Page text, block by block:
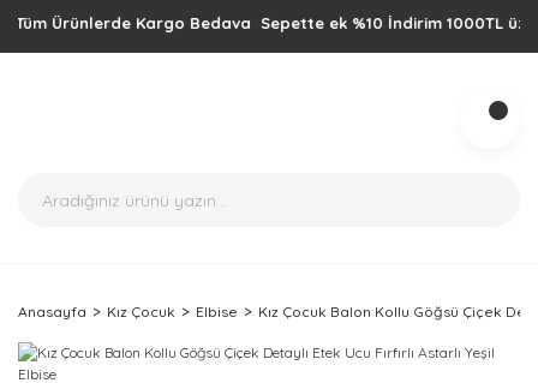
Ürünlerde Kargo Bedava Sepette ek %10 İndirim 1000TL üzeri
Anasayfa Kız Çocuk Elbise Kız Çocuk Balon Kollu Göğsü Çiçek